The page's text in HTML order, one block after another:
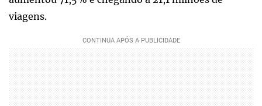
viagens.